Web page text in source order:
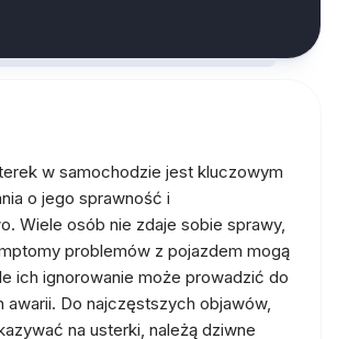
w samochodzie jest kluczowym
o jego sprawność i
Wiele osób nie zdaje sobie sprawy,
problemów z pojazdem mogą
ich ignorowanie może prowadzić do
awarii. Do najczęstszych objawów,
na usterki, należą dziwne